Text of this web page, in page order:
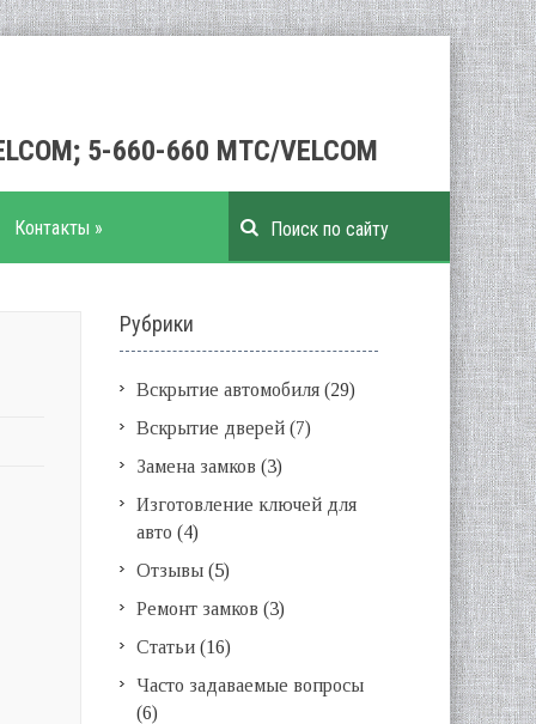
5-660-660 МТС/VELCOM
Контакты »
Рубрики
Вскрытие автомобиля(29)
Вскрытие дверей(7)
Замена замков (3)
Изготовление ключей для
авто (4)
Отзывы(5)
Ремонт замков (3)
Статьи(16)
Часто задаваемые вопросы
(6)